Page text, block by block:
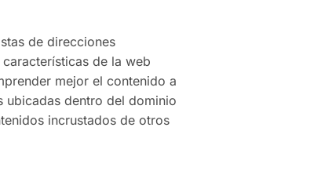
de direcciones
de la web
mejor el contenido a
ubicadas dentro del dominio
incrustados de otros